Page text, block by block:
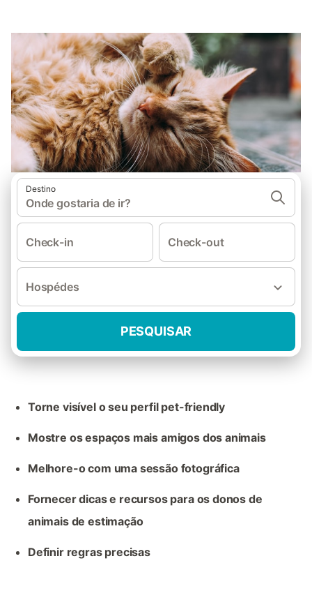
Destino
Onde gostaria de ir?
Check-in Check-out
Hospédes
PESQUISAR
Torne visível o seu perfil pet-friendly
Mostre os espaços mais amigos dos animais
Melhore-o com uma sessão fotográfica
Fornecer dicas e recursos para os donos de
animais de estimação
Definir regras precisas